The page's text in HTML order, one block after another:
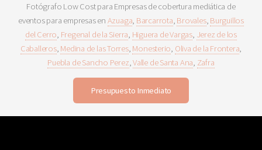
Fotógrafo Low Cost para Empresas de cobertura mediática de
eventos para empresas en Azuaga, Barcarrota, Brovales, Burguillos
del Cerro, Fregenal de la Sierra, Higuera de Vargas, Jerez de los
Caballeros, Medina de las Torres, Monesterio, Oliva de la Frontera,
Puebla de Sancho Perez,Valle de Santa Ana, Zafra
Presupuesto Inmediato